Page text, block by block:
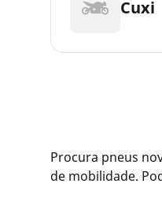
Cuxi
Procura pneus
de mobilidade.